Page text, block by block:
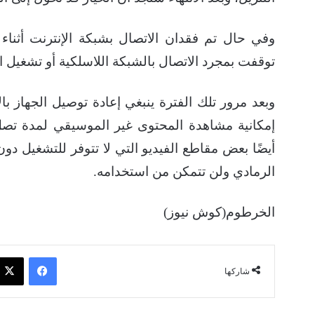
وفي حال تم فقدان الاتصال بشبكة الإنترنت
توقفت بمجرد الاتصال بالشبكة اللاسلكية أو تشغيل
وبعد مرور تلك الفترة ينبغي إعادة توصيل الجهاز
أيضًا بعض مقاطع الفيديو التي لا تتوفر للتشغيل
الرمادي ولن تتمكن من استخدامه.
الخرطوم(كوش نيوز)
شاركها
فيسبوك